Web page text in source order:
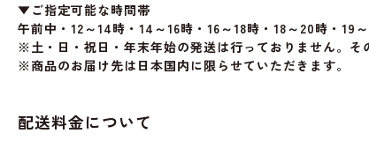
▼ご指定可能な時間帯
午前中・12～14時・14～16時・16～18時・18～20時・19
※土・日・祝日・年末年始の発送は行っておりません。そ
※商品のお届け先は日本国内に限らせていただきます。
配送料金について